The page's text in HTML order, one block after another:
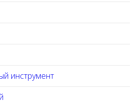
инструмент